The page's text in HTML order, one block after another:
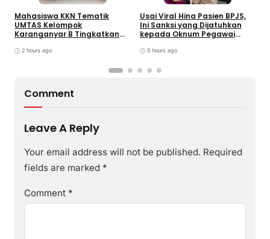
Mahasiswa KKN Tematik
UMTAS Kelompok
Karanganyar B Tingkatkan
melalui Program GEMILANG
2 hours ago
Usai Viral Hina Pasien BPJS,
Ini Sanksi yang Dijatuhkan
kepada Oknum Pegawai
5 hours ago
Comment
Leave A Reply
Your email address will not be published. Required
fields are marked *
Comment *